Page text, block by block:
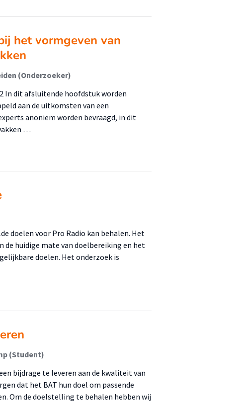
het vormgeven van
(Onderzoeker)
In dit afsluitende hoofdstuk worden
aan de uitkomsten van een
anoniem worden bevraagd, in dit
…
doelen voor Pro Radio kan behalen. Het
huidige mate van doelbereiking en het
doelen. Het onderzoek is
(Student)
bijdrage te leveren aan de kwaliteit van
dat het BAT hun doel om passende
Om de doelstelling te behalen hebben wij